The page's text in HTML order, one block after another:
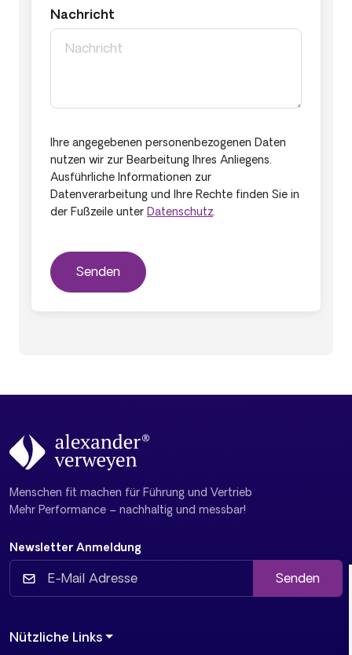
Nachricht
Ihre angegebenen personenbezogenen Daten
nutzen wir zur Bearbeitung Ihres Anliegens.
Ausführliche Informationen zur
Datenverarbeitung und Ihre Rechte finden Sie in
der Fußzeile unter Datenschutz
Menschen fit machen für Führung und Vertrieb
Mehr Performance – nachhaltig und messbar!
Newsletter Anmeldung
Senden
Nützliche Links